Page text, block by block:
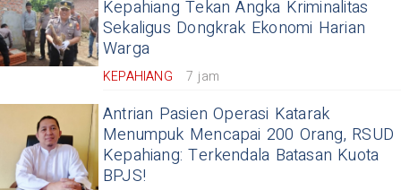
Kepahiang Tekan Angka Kriminalitas
Sekaligus Dongkrak Ekonomi Harian
Warga
KEPAHIANG 7 jam
Antrian Pasien Operasi Katarak
Menumpuk Mencapai 200 Orang, RSUD
Kepahiang: Terkendala Batasan Kuota
BPJS!